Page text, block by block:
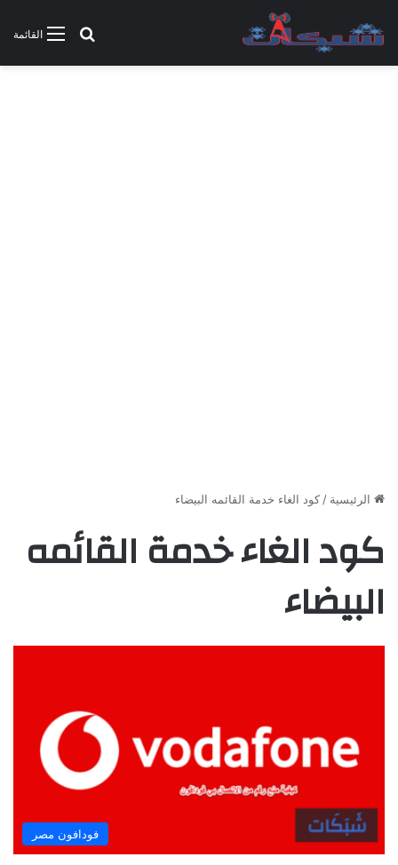
القائمةبحث عن
الرئيسية / كود الغاء خدمة القائمه البيضاء
كود الغاء خدمة القائمه
البيضاء
فودافون مصر